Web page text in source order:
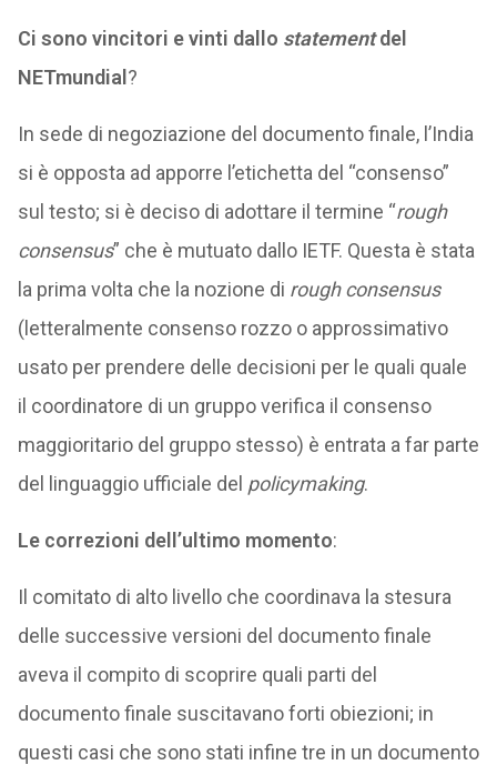
Ci sono vincitori e vinti dallo statementdel
NETmundial ?
In sede di negoziazione del documento finale, l’India
si è opposta ad apporre l’etichetta del “consenso”
sul testo; si è deciso di adottare il termine “rough
consensus” che è mutuato dallo IETF. Questa è stata
la prima volta che la nozione di rough consensus
(letteralmente consenso rozzo o approssimativo
usato per prendere delle decisioni per le quali quale
il coordinatore di un gruppo verifica il consenso
maggioritario del gruppo stesso) è entrata a far parte
del linguaggio ufficiale del policymaking.
Le correzioni dell’ultimo momento:
Il comitato di alto livello che coordinava la stesura
delle successive versioni del documento finale
aveva il compito di scoprire quali parti del
documento finale suscitavano forti obiezioni; in
questi casi che sono stati infine tre in un documento